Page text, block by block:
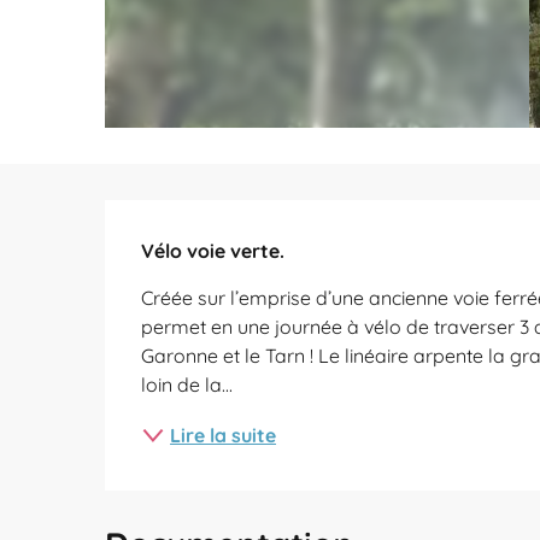
Vélo voie verte.
Créée sur l’emprise d’une ancienne voie
permet en une journée à vélo de traverser
Garonne et le Tarn ! Le linéaire arpente la
loin de la...
Lire la suite